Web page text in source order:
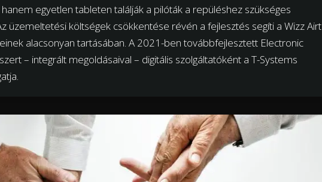
egyetlen tableten találják a pilóták a repüléshez szükséges
üzemeltetési költségek csökkentése révén a fejlesztés segíti a Wizz Airt
alacsonyan tartásában. A 2021-ben továbbfejlesztett Electronic
– integrált megoldásaival – digitális szolgáltatóként a T-Systems